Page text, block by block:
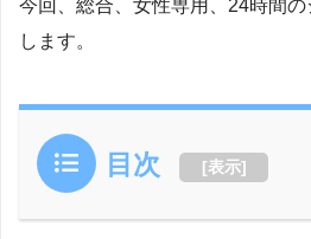
今回、総合、女性専用、24時間
します。
目次 [表示]